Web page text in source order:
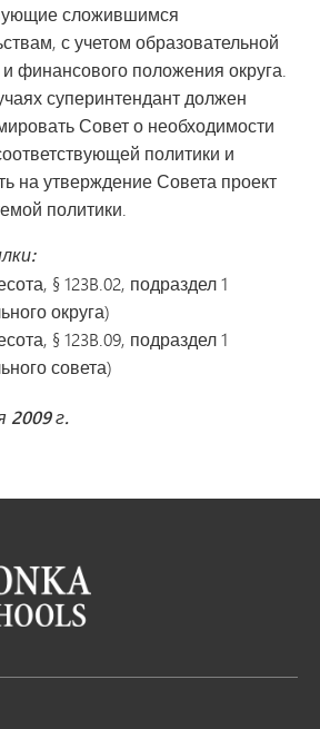
сложившимся
с учетом образовательной
финансового положения округа.
суперинтендант должен
Совет о необходимости
политики и
на утверждение Совета проект
политики.
§ 123B.02, подраздел 1
округа)
§ 123B.09, подраздел 1
совета)
2009 г.